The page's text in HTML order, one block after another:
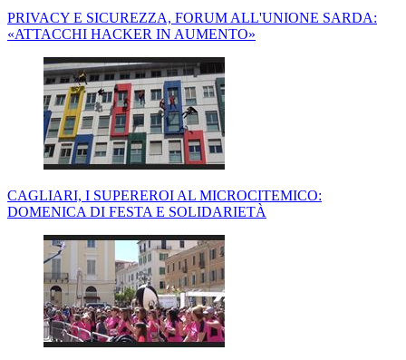
PRIVACY E SICUREZZA, FORUM ALL'UNIONE SARDA:
«ATTACCHI HACKER IN AUMENTO»
CAGLIARI, I SUPEREROI AL MICROCITEMICO:
DOMENICA DI FESTA E SOLIDARIETÀ